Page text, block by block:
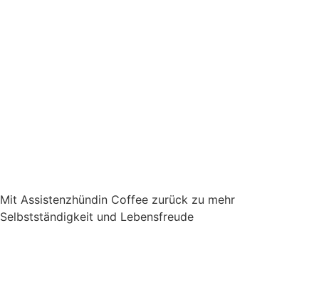
Mit Assistenzhündin Coffee zurück zu mehr
Selbstständigkeit und Lebensfreude